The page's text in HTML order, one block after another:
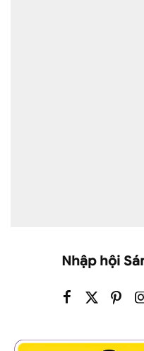
Nhập hội